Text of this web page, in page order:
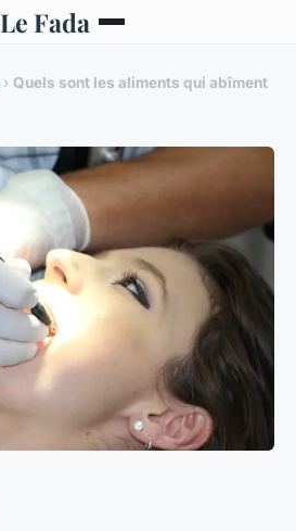
Le Fada
› Quels sont les aliments qui abîment